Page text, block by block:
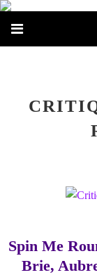
Spin Me
Brie,